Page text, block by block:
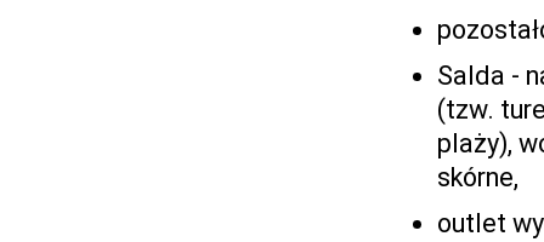
Salda -
(tzw.
plaży),
skórne,
outlet